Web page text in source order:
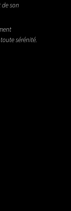
son
sérénité.